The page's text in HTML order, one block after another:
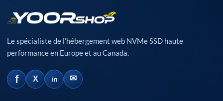
Le spécialiste de l’hébergement web NVMe SSD haute
performance en Europe et au Canada.
f X in ✉